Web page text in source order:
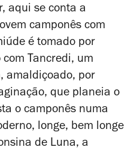
aqui se conta a
camponês com
é tomado por
Tancredi, um
amaldiçoado, por
que planeia o
o camponês numa
longe, bem longe
de Luna, a